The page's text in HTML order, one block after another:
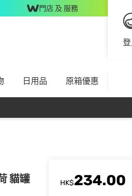
門店 及 服務
登
日用品 原箱優惠
貓罐
HK$234.00